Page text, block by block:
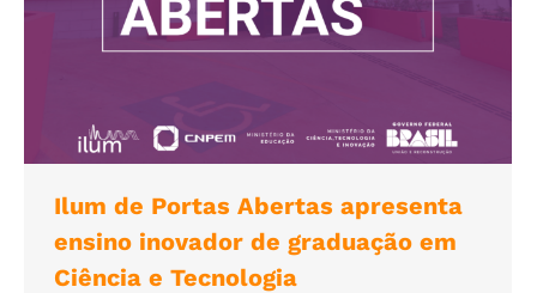
Ilum de Portas Abertas apresenta
ensino inovador de graduação em
Ciência e Tecnologia